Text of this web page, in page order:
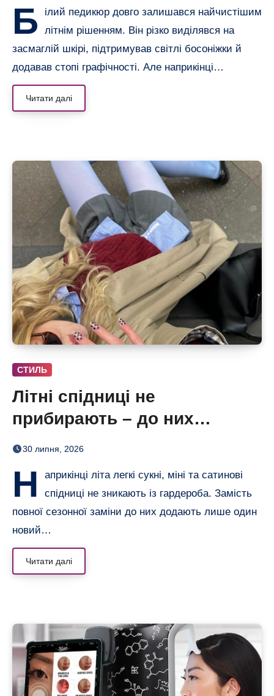
Б
ілий педикюр довго залишався найчистішим
літнім рішенням. Він різко виділявся на
засмаглій шкірі, підтримував світлі босоніжки й
додавав стопі графічності. Але наприкінці…
Читати далі
СТИЛЬ
Літні спідниці не
прибирають – до них
додають кольорові колготки
30 липня, 2026
Н
априкінці літа легкі сукні, міні та сатинові
спідниці не зникають із гардероба. Замість
повної сезонної заміни до них додають лише один
новий…
Читати далі